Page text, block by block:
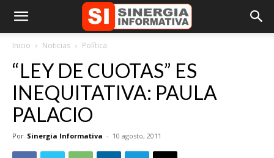
Inicio Noticias Política
“LEY DE CUOTAS” ES
INEQUITATIVA: PAULA
PALACIO
Por Sinergia Informativa - 10 agosto, 2011